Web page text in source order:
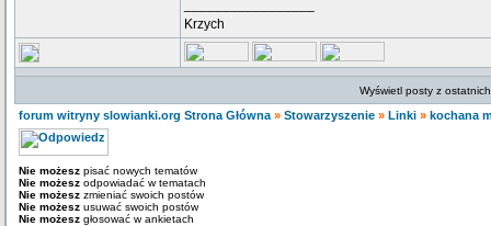
Krzych
Wyświetl posty z
forum witryny slowianki.org Strona Główna » Stowarzyszenie » Linki » kochana
Nie możesz pisać nowych tematów
Nie możesz odpowiadać w tematach
Nie możesz zmieniać swoich postów
Nie możesz usuwać swoich postów
Nie możesz głosować w ankietach